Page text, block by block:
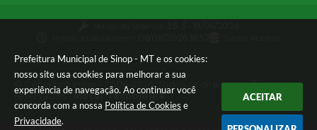
Prefeitura Municipal de Sinop - MT e os cookies:
nosso site usa cookies para melhorar a sua
experiência de navegação. Ao continuar você
concorda com a nossa Política de Cookies e
Privacidade.
ACEITAR
© Copyright Instar - 2006-2026. Todos os direitos
reservados - Instar Tecnologia